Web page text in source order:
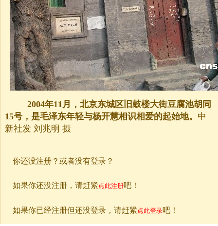
2004年11月，北京东城区旧鼓楼大街豆腐池胡同
15号，是毛泽东年轻与杨开慧相识相爱的起始地。 中
新社发 刘兆明 摄
你还没注册？或者没有登录？
如果你还没注册，请赶紧点此注册吧！
如果你已经注册但还没登录，请赶紧点此登录吧！